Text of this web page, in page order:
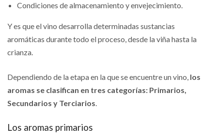
Condiciones de almacenamiento y envejecimiento.
Y es que el vino desarrolla determinadas sustancias
aromáticas durante todo el proceso, desde la viña hasta la
crianza.
Dependiendo de la etapa en la que se encuentre un vino, los
aromas se clasifican en tres categorías: Primarios,
Secundarios y Terciarios.
Los aromas primarios